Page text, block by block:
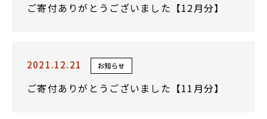
ご寄付ありがとうございました【12月分】
2021.12.21 お知らせ
ご寄付ありがとうございました【11月分】